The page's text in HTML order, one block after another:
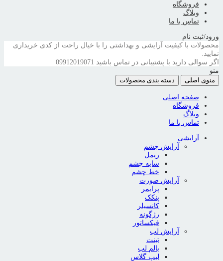
فروشگاه
وبلاگ
تماس با ما
ورود/ثبت نام
محصولات با کیفیت آرایشی و بهداشتی را با خیال راحت از کدی خریداری
نمایید.
اگر سوالی دارید با پشتیبانی در تماس باشید 09912019071
منو
منوی اصلی
دسته بندی محصولات
صفحه اصلی
فروشگاه
وبلاگ
تماس با ما
آرایشی
آرایش چشم
ریمل
سایه چشم
خط چشم
آرایش صورت
پرایمر
پنکک
کانسیلر
رژگونه
فیکساتور
آرایش لب
تینت
بالم لب
لیپ گلاس